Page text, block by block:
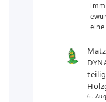
eine
6.